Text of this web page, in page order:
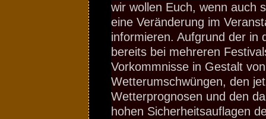
wir wollen Euch, wenn auch
eine Veränderung im
informieren. Aufgrund der in
bereits bei mehreren
Vorkommnisse in Gestalt von
Wetterumschwüngen, den
Wetterprognosen und den
hohen Sicherheitsauflagen